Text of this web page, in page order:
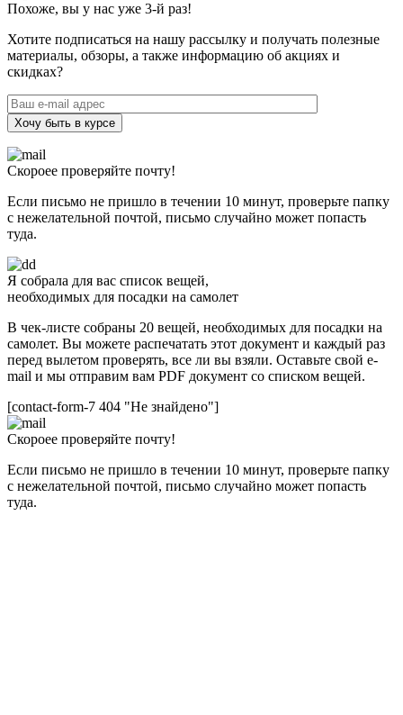
Похоже, вы у нас уже 3-й раз!
Хотите подписаться на нашу рассылку и получать полезные
материалы, обзоры, а также информацию об акциях и
скидках?
Хочу быть в курсе
Скороее проверяйте почту!
Если письмо не пришло в течении 10 минут, проверьте папку
с нежелательной почтой, письмо случайно может попасть
туда.
Я собрала для вас список вещей,
необходимых для посадки на самолет
В чек-листе собраны 20 вещей, необходимых для посадки на
самолет. Вы можете распечатать этот документ и каждый раз
перед вылетом проверять, все ли вы взяли. Оставьте свой e-
mail и мы отправим вам PDF документ со списком вещей.
[contact-form-7 404 "Не знайдено"]
Скороее проверяйте почту!
Если письмо не пришло в течении 10 минут, проверьте папку
с нежелательной почтой, письмо случайно может попасть
туда.